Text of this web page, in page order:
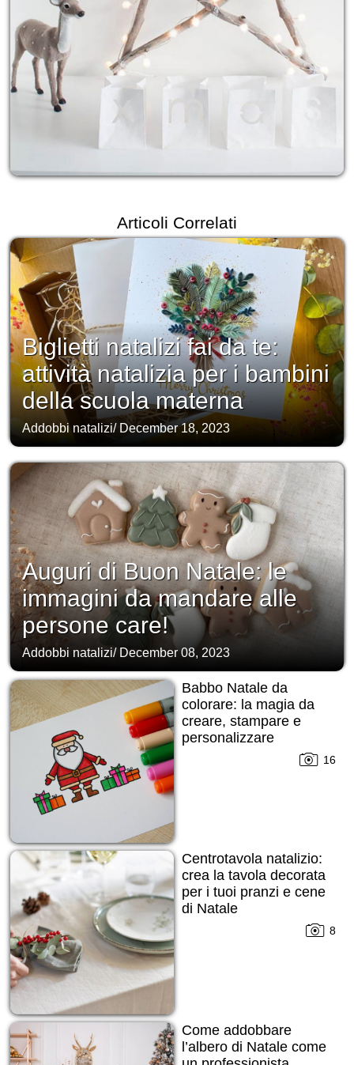
Articoli Correlati
Biglietti natalizi fai da te:
attività natalizia per i bambini
della scuola materna
Addobbi natalizi/ December 18, 2023
Auguri di Buon Natale: le
immagini da mandare alle
persone care!
Addobbi natalizi/ December 08, 2023
Babbo Natale da
colorare: la magia da
creare, stampare e
personalizzare
16
Centrotavola natalizio:
crea la tavola decorata
per i tuoi pranzi e cene
di Natale
8
Come addobbare
l’albero di Natale come